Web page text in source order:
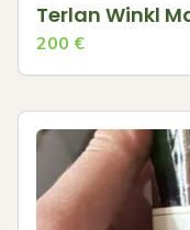
Terlan Winkl
200 €